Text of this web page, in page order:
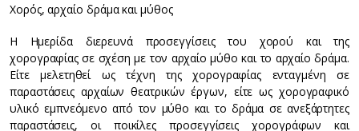
Χορός, αρχαίο δράμα και μύθος
Η Ημερίδα διερευνά προσεγγίσεις του χορού και της
χορογραφίας σε σχέση με τον αρχαίο μύθο και το αρχαίο δράμα.
Είτε μελετηθεί ως τέχνη της χορογραφίας ενταγμένη σε
παραστάσεις αρχαίων θεατρικών έργων, είτε ως χορογραφικό
υλικό εμπνεόμενο από τον μύθο και το δράμα σε ανεξάρτητες
παραστάσεις, οι ποικίλες προσεγγίσεις χορογράφων και